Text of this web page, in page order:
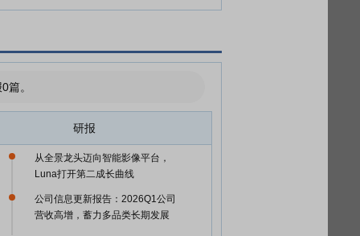
篇。
研报
从全景龙头迈向智能影像平台，
Luna打开第二成长曲线
公司信息更新报告：2026Q1公司
营收高增，蓄力多品类长期发展